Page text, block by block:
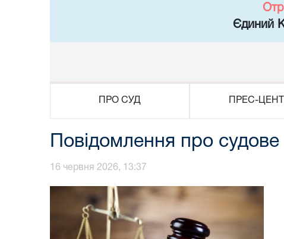
Єдиний
ПРО СУД ПРЕС-
Повідомлення про
16 червня 2026, 13:37